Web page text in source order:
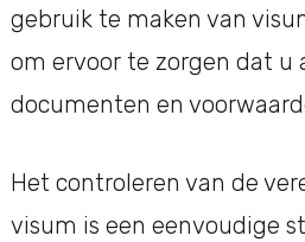
gebruik te maken van
om ervoor te zorgen dat u
documenten en
Het controleren van de
visum is een eenvoudige